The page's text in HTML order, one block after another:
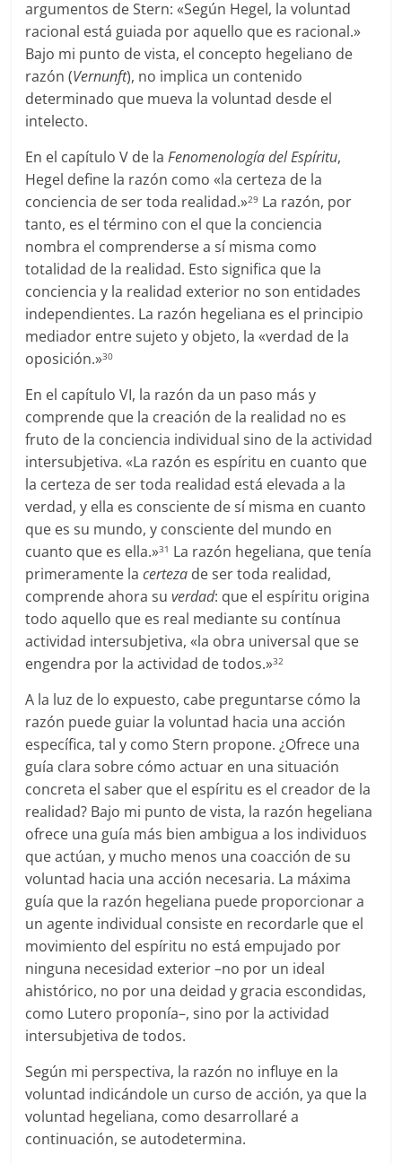
argumentos de Stern: «Según Hegel, la voluntad
racional está guiada por aquello que es racional.»
Bajo mi punto de vista, el concepto hegeliano de
razón (Vernunft), no implica un contenido
determinado que mueva la voluntad desde el
intelecto.
En el capítulo V de laFenomenología delEspíritu,
Hegel define la razón como «la certeza de la
conciencia de ser toda realidad.»29 La razón, por
tanto, es el término con el que la conciencia
nombra el comprenderse a sí misma como
totalidad de la realidad. Esto significa que la
conciencia y la realidad exterior no son entidades
independientes. La razón hegeliana es el principio
mediador entre sujeto y objeto, la «verdad de la
oposición.»30
En el capítulo VI, la razón da un paso más y
comprende que la creación de la realidad no es
fruto de la conciencia individual sino de la actividad
intersubjetiva. «La razón es espíritu en cuanto que
la certeza de ser toda realidad está elevada a la
verdad, y ella es consciente de sí misma en cuanto
que es su mundo, y consciente del mundo en
cuanto que es ella.»31 La razón hegeliana, que tenía
primeramente lacerteza de ser toda realidad,
comprende ahora suverdad: que el espíritu origina
todo aquello que es real mediante su contínua
actividad intersubjetiva, «la obra universal que se
engendra por la actividad de todos.»32
A la luz de lo expuesto, cabe preguntarse cómo la
razón puede guiar la voluntad hacia una acción
específica, tal y como Stern propone. ¿Ofrece una
guía clara sobre cómo actuar en una situación
concreta el saber que el espíritu es el creador de la
realidad? Bajo mi punto de vista, la razón hegeliana
ofrece una guía más bien ambigua a los individuos
que actúan, y mucho menos una coacción de su
voluntad hacia una acción necesaria. La máxima
guía que la razón hegeliana puede proporcionar a
un agente individual consiste en recordarle que el
movimiento del espíritu no está empujado por
ninguna necesidad exterior –no por un ideal
ahistórico, no por una deidad y gracia escondidas,
como Lutero proponía–, sino por la actividad
intersubjetiva de todos.
Según mi perspectiva, la razón no influye en la
voluntad indicándole un curso de acción, ya que la
voluntad hegeliana, como desarrollaré a
continuación, se autodetermina.